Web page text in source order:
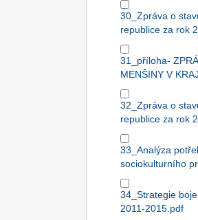
30_Zpráva o
republice za rok
31_příloha-
MENŠINY V
32_Zpráva o
republice za rok
33_Analýza
sociokulturního
34_Strategie
2011-2015.pdf